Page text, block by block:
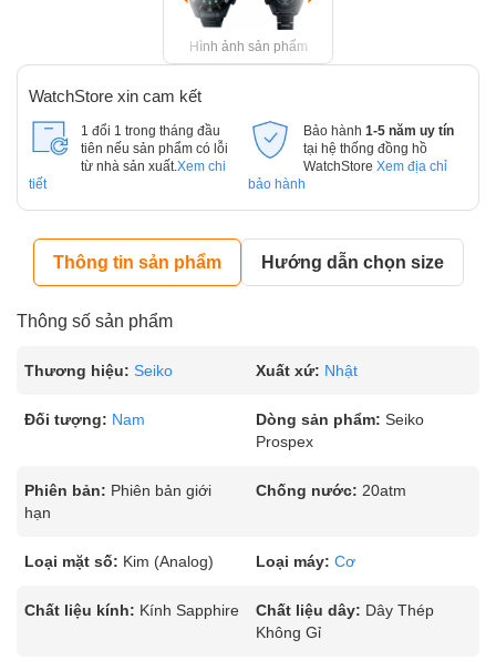
Hình ảnh sản phẩm
WatchStore xin cam kết
1 đổi 1 trong tháng đầu
tiên nếu sản phẩm có lỗi
từ nhà sản xuất. Xem chi
tiết
Bảo hành 1-5 năm uy tín
tại hệ thống đồng hồ
WatchStore Xem địa chỉ
bảo hành
Thông tin sản phẩm Hướng dẫn chọn size
Thông số sản phẩm
Thương hiệu: Seiko Xuất xứ: Nhật
Đối tượng: Nam Dòng sản phẩm: Seiko
Prospex
Phiên bản: Phiên bản giới
hạn
Chống nước: 20atm
Loại mặt số: Kim (Analog) Loại máy: Cơ
Chất liệu kính: Kính Sapphire Chất liệu dây: Dây Thép
Không Gỉ